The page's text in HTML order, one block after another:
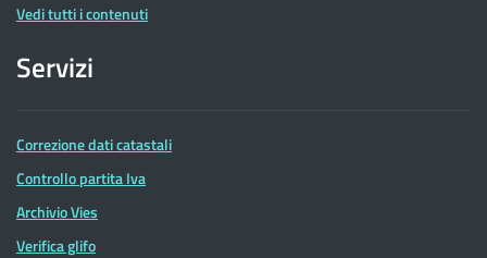
Vedi tutti i contenuti
Servizi
Correzione dati catastali
Controllo partita Iva
Archivio Vies
Verifica glifo